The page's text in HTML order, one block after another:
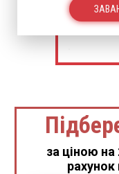
за ціною